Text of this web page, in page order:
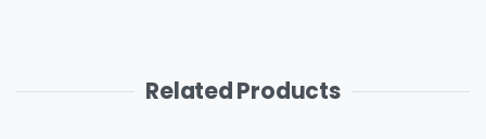
Related Products